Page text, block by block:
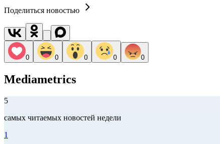
Поделиться новостью
0 0 0 0 0
Mediametrics
5
самых читаемых новостей недели
1